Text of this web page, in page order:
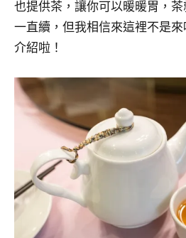
也提供茶，讓你可以暖暖胃，
一直續，但我相信來這裡不是
介紹啦！